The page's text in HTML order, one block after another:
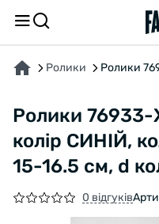
Ролики Ролики
Ролики 76933-
колір СИНІЙ,
15-16.5 см, d
0 відгуків
ПРО ТОВАР ХАРАКТЕРИСТИКИ